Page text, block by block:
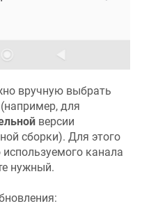
вручную выбрать
(например, для
версии
сборки). Для этого
канала
нужный.